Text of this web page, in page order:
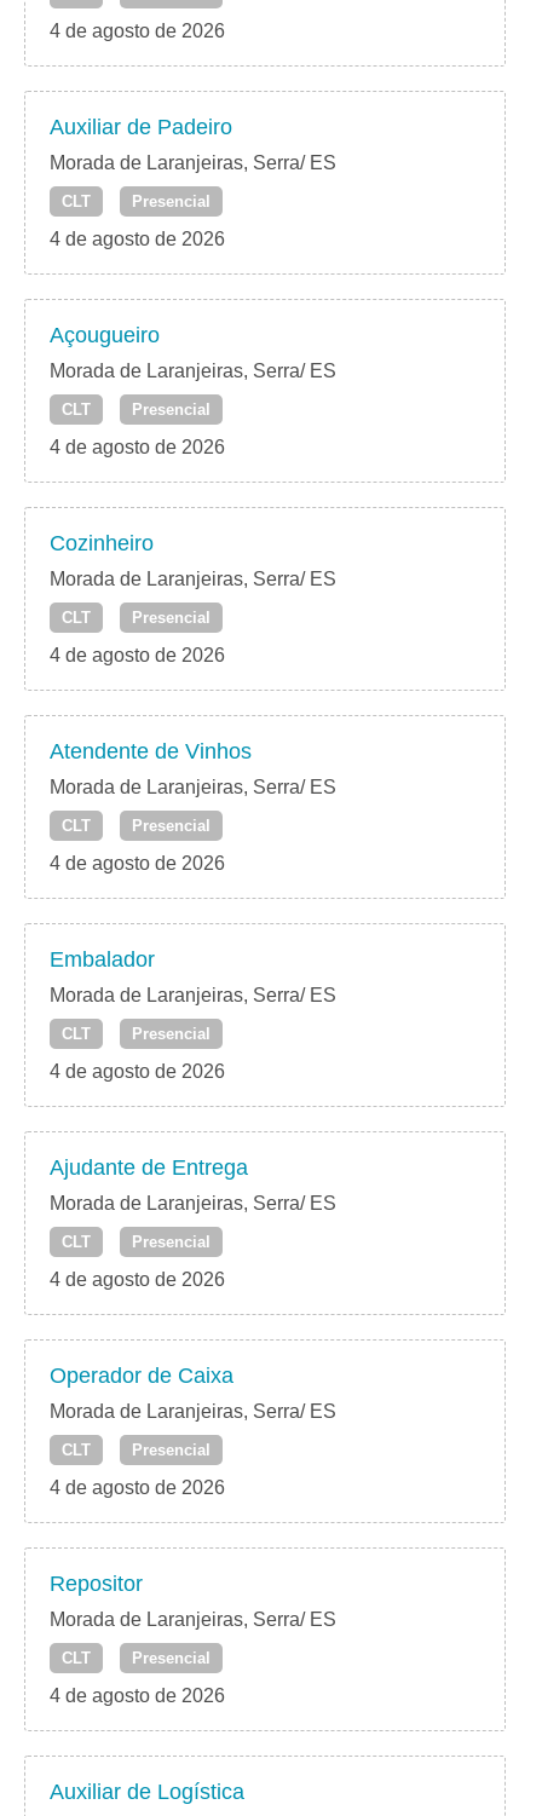
4 de agosto de 2026
Auxiliar de Padeiro
Morada de Laranjeiras, Serra/ ES
CLT Presencial
4 de agosto de 2026
Açougueiro
Morada de Laranjeiras, Serra/ ES
CLT Presencial
4 de agosto de 2026
Cozinheiro
Morada de Laranjeiras, Serra/ ES
CLT Presencial
4 de agosto de 2026
Atendente de Vinhos
Morada de Laranjeiras, Serra/ ES
CLT Presencial
4 de agosto de 2026
Embalador
Morada de Laranjeiras, Serra/ ES
CLT Presencial
4 de agosto de 2026
Ajudante de Entrega
Morada de Laranjeiras, Serra/ ES
CLT Presencial
4 de agosto de 2026
Operador de Caixa
Morada de Laranjeiras, Serra/ ES
CLT Presencial
4 de agosto de 2026
Repositor
Morada de Laranjeiras, Serra/ ES
CLT Presencial
4 de agosto de 2026
Auxiliar de Logística